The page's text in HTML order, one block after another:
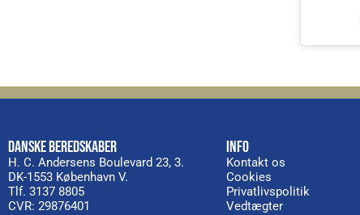
DANSKE BEREDSKABER
H. C. Andersens Boulevard 23, 3.
DK-1553 København V.
Tlf. 3137 8805
CVR: 29876401
INFO
Kontakt os
Cookies
Privatlivspolitik
Vedtægter